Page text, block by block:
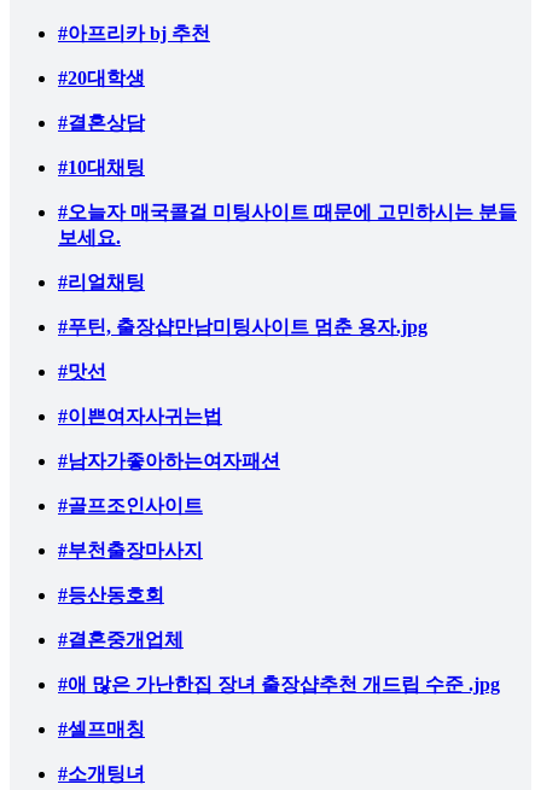
#아프리카 bj 추천
#20대학생
#결혼상담
#10대채팅
#오늘자 매국콜걸 미팅사이트 때문에 고민하시는 분들
보세요.
#리얼채팅
#푸틴, 출장샵만남미팅사이트 멈춘 용자.jpg
#맛선
#이쁜여자사귀는법
#남자가좋아하는여자패션
#골프조인사이트
#부천출장마사지
#등산동호회
#결혼중개업체
#애 많은 가난한집 장녀 출장샵추천 개드립 수준 .jpg
#셀프매칭
#소개팅녀